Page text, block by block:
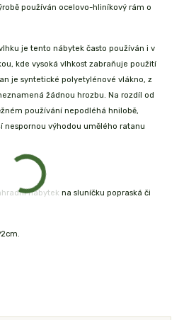
používán ocelovo-hliníkový rám o
je tento nábytek často používán i v
kde vysoká vlhkost zabraňuje použití
je syntetické polyetylénové vlákno, z
žádnou hrozbu. Na rozdíl od
používání nepodléhá hnilobě,
nespornou výhodou umělého ratanu
nábytek na sluníčku popraská či